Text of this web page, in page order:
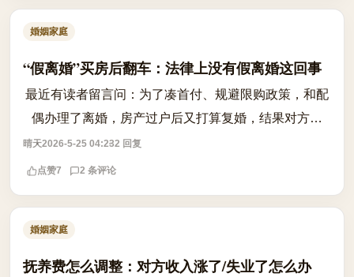
婚姻家庭
“假离婚”买房后翻车：法律上没有假离婚这回事
最近有读者留言问：为了凑首付、规避限购政策，和配
偶办理了离婚，房产过户后又打算复婚，结果对方反
悔，不复婚了，还说财产归自己。这种‘假离婚’真的能
操作吗？ 答案是：法律上没有‘假离婚...
晴天2026-5-25 04:232 回复
点赞7 2 条评论
婚姻家庭
抚养费怎么调整：对方收入涨了/失业了怎么办